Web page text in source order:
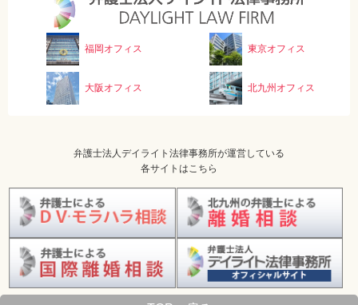
福岡オフィス 東京オフィス
大阪オフィス 北九州オフィス
弁護士法人デイライト法律事務所が運営している
各サイトはこちら